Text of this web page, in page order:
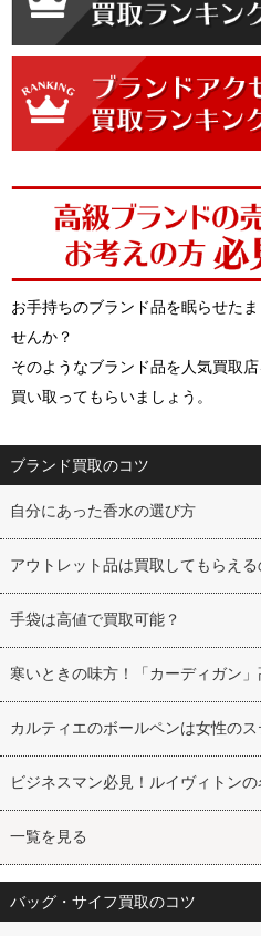
お手持ちのブランド品を眠らせた
せんか？
そのようなブランド品を人気買取
買い取ってもらいましょう。
ブランド買取のコツ
自分にあった香水の選び方
アウトレット品は買取してもらえる
手袋は高値で買取可能？
寒いときの味方！「カーディガン
カルティエのボールペンは女性のス
ビジネスマン必見！ルイヴィトン
一覧を見る
バッグ・サイフ買取のコツ